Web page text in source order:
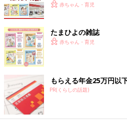
赤ちゃん・育児
たまひよの雑誌
赤ちゃん・育児
もらえる年金25万円以
PR(くらしの話題)